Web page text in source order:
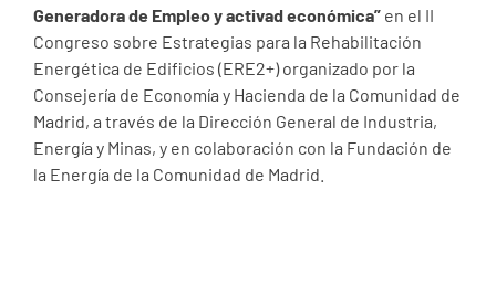
Generadora de Empleo y activad económica” en el II
Congreso sobre Estrategias para la Rehabilitación
Energética de Edificios (ERE2+) organizado por la
Consejería de Economía y Hacienda de la Comunidad de
Madrid, a través de la Dirección General de Industria,
Energía y Minas, y en colaboración con la Fundación de
la Energía de la Comunidad de Madrid.